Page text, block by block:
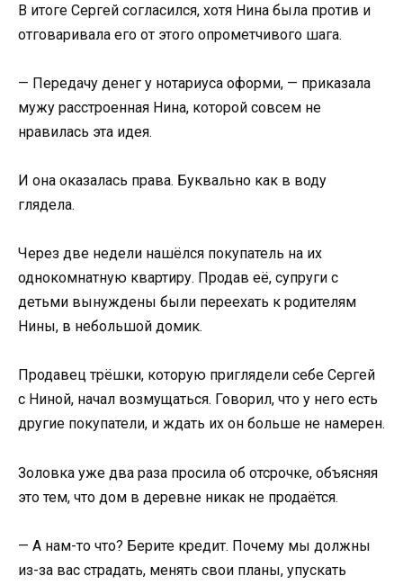
В итоге Сергей согласился, хотя Нина была против и
отговаривала его от этого опрометчивого шага.
— Передачу денег у нотариуса оформи, — приказала
мужу расстроенная Нина, которой совсем не
нравилась эта идея.
И она оказалась права. Буквально как в воду
глядела.
Через две недели нашёлся покупатель на их
однокомнатную квартиру. Продав её, супруги с
детьми вынуждены были переехать к родителям
Нины, в небольшой домик.
Продавец трёшки, которую приглядели себе Сергей
с Ниной, начал возмущаться. Говорил, что у него есть
другие покупатели, и ждать их он больше не намерен.
Золовка уже два раза просила об отсрочке, объясняя
это тем, что дом в деревне никак не продаётся.
— А нам-то что? Берите кредит. Почему мы должны
из-за вас страдать, менять свои планы, упускать